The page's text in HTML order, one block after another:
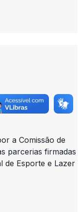
2026
a Comissão de
parcerias
de Esporte e Lazer